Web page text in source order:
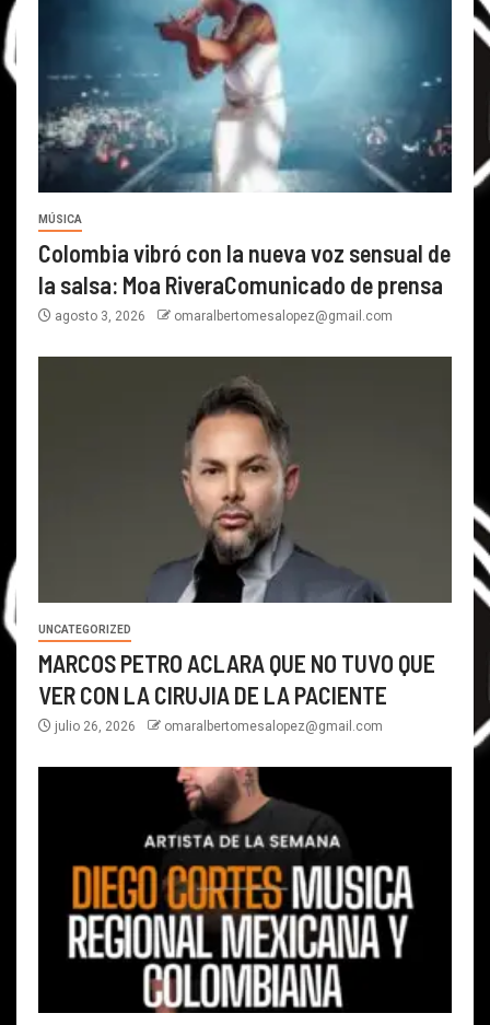
MÚSICA
Colombia vibró con la nueva voz sensual de
la salsa: Moa RiveraComunicado de prensa
agosto 3, 2026 omaralbertomesalopez@gmail.com
UNCATEGORIZED
MARCOS PETRO ACLARA QUE NO TUVO QUE
VER CON LA CIRUJIA DE LA PACIENTE
julio 26, 2026 omaralbertomesalopez@gmail.com